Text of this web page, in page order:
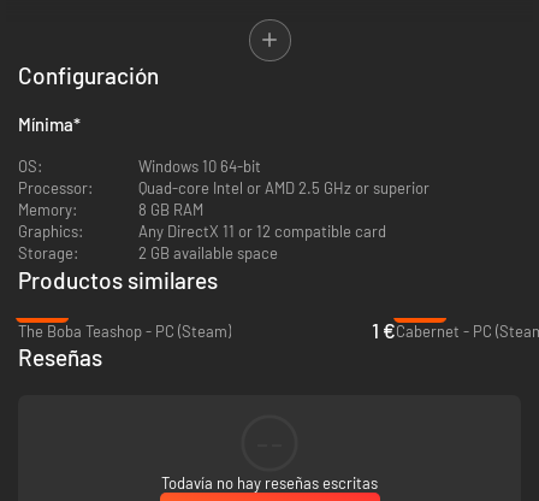
Usa una innovadora interfaz con «línea de tiempo» en este nuevo
Conoce íntimamente a las confiadas víctimas de tu localidad.
automáticamente para que puedas volver a jugar.
Modo historia con voces de Xalavier Nelson Jr. y Jarret Griffis.
Mezcla original de sonidos ambientales realizada por David Mason, el
compositor de DREDGE.
Configuración
Mínima*
OS:
Windows 10 64-bit
Processor:
Quad-core Intel or AMD 2.5 GHz or superior
Memory:
8 GB RAM
Graphics:
Any DirectX 11 or 12 compatible card
Storage:
2 GB available space
Productos similares
The Boba Teashop - PC (Steam)
1 €Cabernet - PC
Reseñas
Todavía no hay reseñas escritas